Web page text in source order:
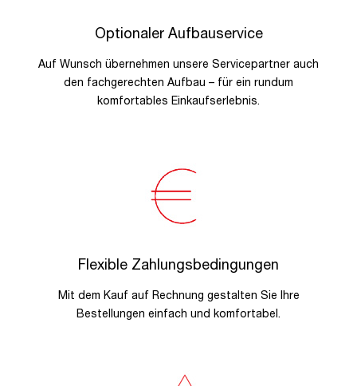
Optionaler Aufbauservice
Auf Wunsch übernehmen unsere Servicepartner auch
den fachgerechten Aufbau – für ein rundum
komfortables Einkaufserlebnis.
Flexible Zahlungsbedingungen
Mit dem Kauf auf Rechnung gestalten Sie Ihre
Bestellungen einfach und komfortabel.